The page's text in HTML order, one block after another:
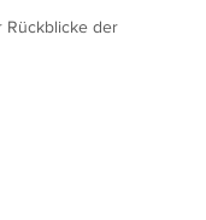
Rückblicke der